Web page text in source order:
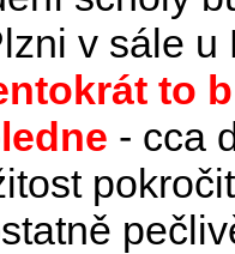
v sále
to
- cca